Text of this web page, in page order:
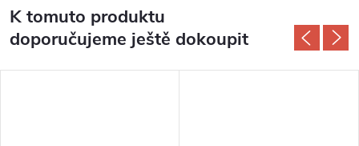
K tomuto produktu
doporučujeme ještě dokoupit